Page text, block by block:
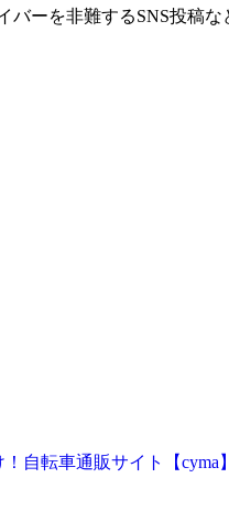
ーを非難するSNS投稿
自転車通販サイト【cyma】